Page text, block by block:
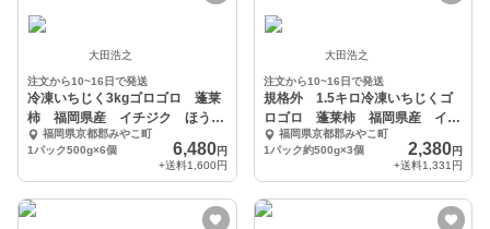
大田浩之
注文から10~16日で発送
冷凍いちじく3kgゴロゴロ 蓬莱
柿 福岡県産 イチジク ほうら
い シャーベット
福岡県京都郡みやこ町
1パック500g×6個
6,480円
+送料1,600円
大田浩之
注文から10~16日で発送
規格外 1.5キロ冷凍いちじくゴ
ロゴロ 蓬莱柿 福岡県産 イチ
ジク ほうらい
福岡県京都郡みやこ町
1パック約500g×3個
2,380円
+送料1,331円